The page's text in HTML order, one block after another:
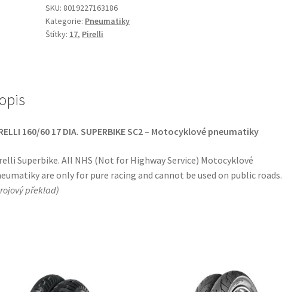
160/60
R
17
SKU: 8019227163186
Kategorie: Pneumatiky
Štítky: 17, Pirelli
160/60 17 DIA. SUPERBIKE SC2 – Motocyklové pneumatiky
Superbike. All NHS (Not for Highway Service) Motocyklové
are only for pure racing and cannot be used on public roads.
překlad)